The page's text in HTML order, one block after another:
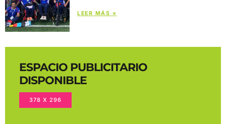
LEER MÁS »
ESPACIO PUBLICITARIO
DISPONIBLE
378 X 296